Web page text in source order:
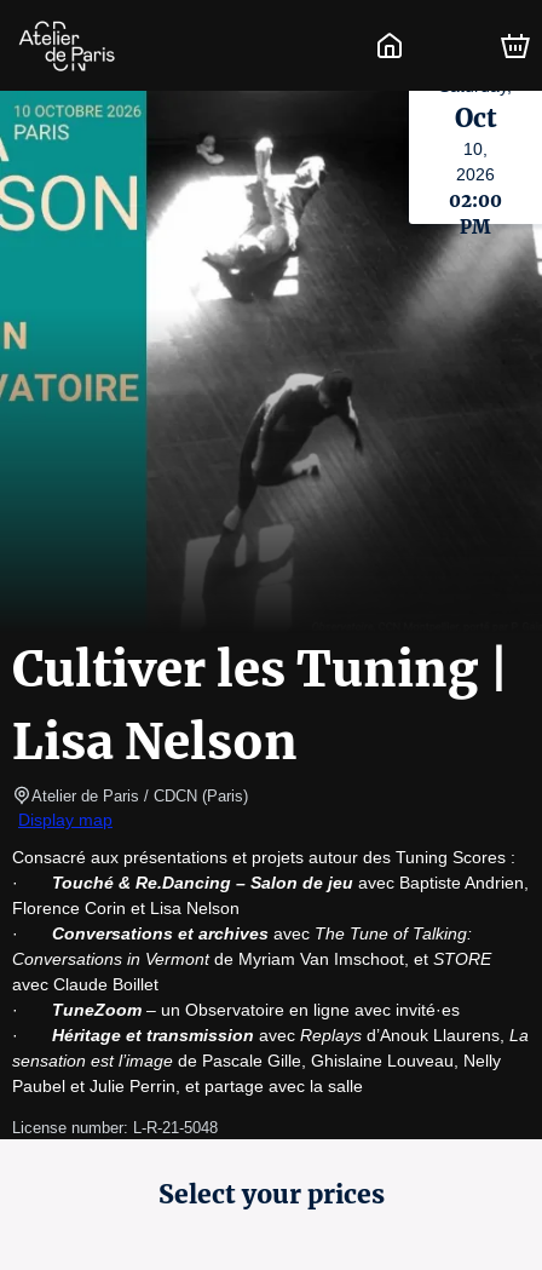
Oct
10,
2026
02:00
PM
Cultiver les Tuning |
Lisa Nelson
Atelier de Paris / CDCN (Paris)
Display map
Consacré aux présentations et projets autour des Tuning Scores :
· Touché & Re.Dancing – Salon de jeu avec Baptiste Andrien,
Florence Corin et Lisa Nelson
· Conversations et archives avec The Tune of Talking:
Conversations in Vermont de Myriam Van Imschoot, et STORE
avec Claude Boillet
· TuneZoom – un Observatoire en ligne avec invité·es
· Héritage et transmission avec Replays d’Anouk Llaurens, La
sensation est l’image de Pascale Gille, Ghislaine Louveau, Nelly
Paubel et Julie Perrin, et partage avec la salle
License number: L-R-21-5048
Select your prices